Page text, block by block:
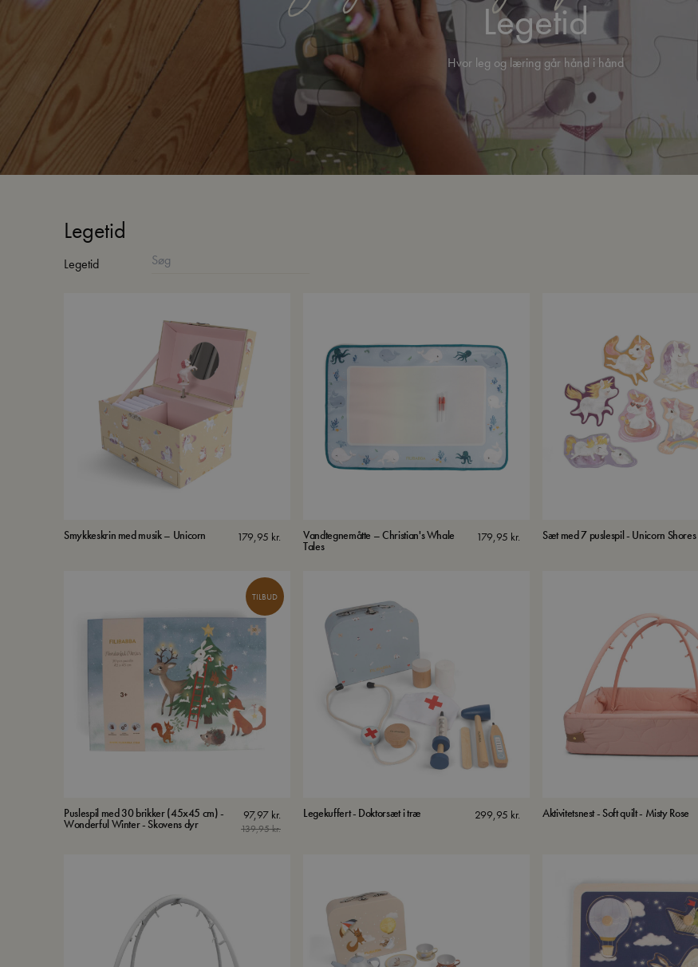
Legetid
Hvor leg og læring går hånd i hånd
Legetid
Legetid
Smykkeskrin med musik – Unicorn 179,95 kr. Vandtegnemåtte – Christian's Whale
Tales
179,95 kr. Sæt med 7 puslespil - Unicorn Shores
TILBUD
Puslespil med 30 brikker (45x45 cm) -
Wonderful Winter - Skovens dyr 139,95kr.
97,97 kr. Legekuffert - Doktorsæt i træ 299,95 kr. Aktivitetsnest - Soft quilt - Misty Rose